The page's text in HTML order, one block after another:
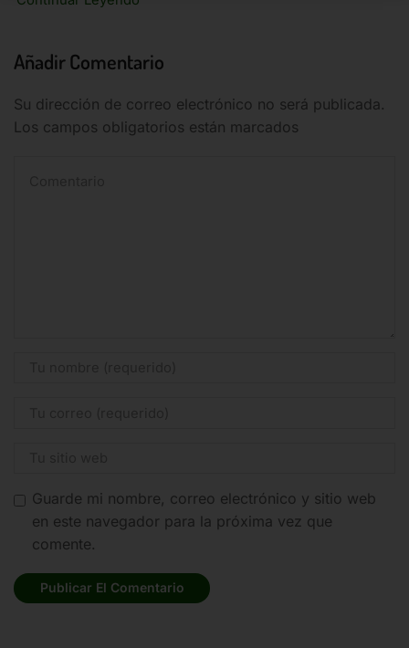
Añadir Comentario
Su dirección de correo electrónico no será publicada.
Los campos obligatorios están marcados
Guarde mi nombre, correo electrónico y sitio web
en este navegador para la próxima vez que
comente.
SOLICITA PRESUPUESTO PARA OTRAS ISLAS
Descubre nuestro catálogo